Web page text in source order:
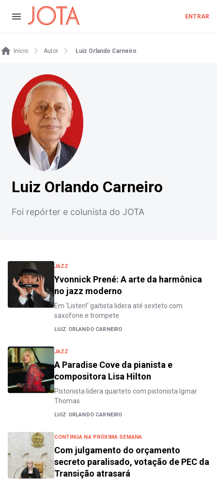
ENTRAR
Início Autor Luiz Orlando Carneiro
Luiz Orlando Carneiro
Foi repórter e colunista do JOTA
JAZZ
Yvonnick Prené: A arte da harmônica
no jazz moderno
Em 'Listen!' gaitista lidera até sexteto com
saxofone e trompete
LUIZ ORLANDO CARNEIRO
JAZZ
A Paradise Cove da pianista e
compositora Lisa Hilton
Pistonista lidera quarteto com pistonista Igmar
Thomas
LUIZ ORLANDO CARNEIRO
CONTINUA NA PRÓXIMA SEMANA
Com julgamento do orçamento
secreto paralisado, votação de PEC da
Transição atrasará